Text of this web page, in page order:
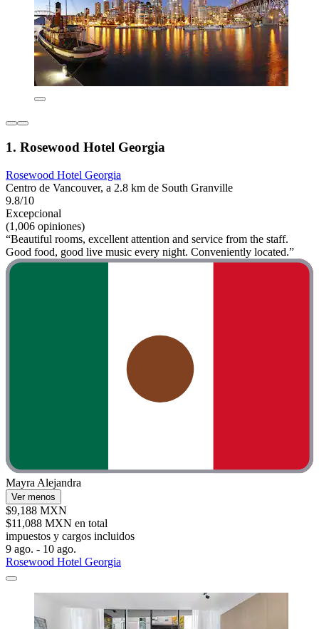
1. Rosewood Hotel Georgia
Rosewood Hotel Georgia
Centro de Vancouver, a 2.8 km de South Granville
9.8/10
Excepcional
(1,006 opiniones)
“Beautiful rooms, excellent attention and service from the staff.
Good food, good live music every night. Conveniently located.”
Mayra Alejandra
Ver menos
$9,188 MXN
$11,088 MXN en total
impuestos y cargos incluidos
9 ago. - 10 ago.
Rosewood Hotel Georgia